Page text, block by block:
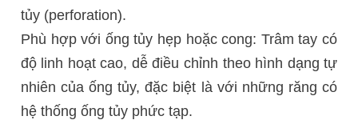
tủy (perforation).
Phù hợp với ống tủy hẹp hoặc cong: Trâm tay có
độ linh hoạt cao, dễ điều chỉnh theo hình dạng tự
nhiên của ống tủy, đặc biệt là với những răng có
hệ thống ống tủy phức tạp.